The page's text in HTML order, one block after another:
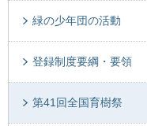
緑の少年団の活動
登録制度要綱・要領
第41回全国育樹祭